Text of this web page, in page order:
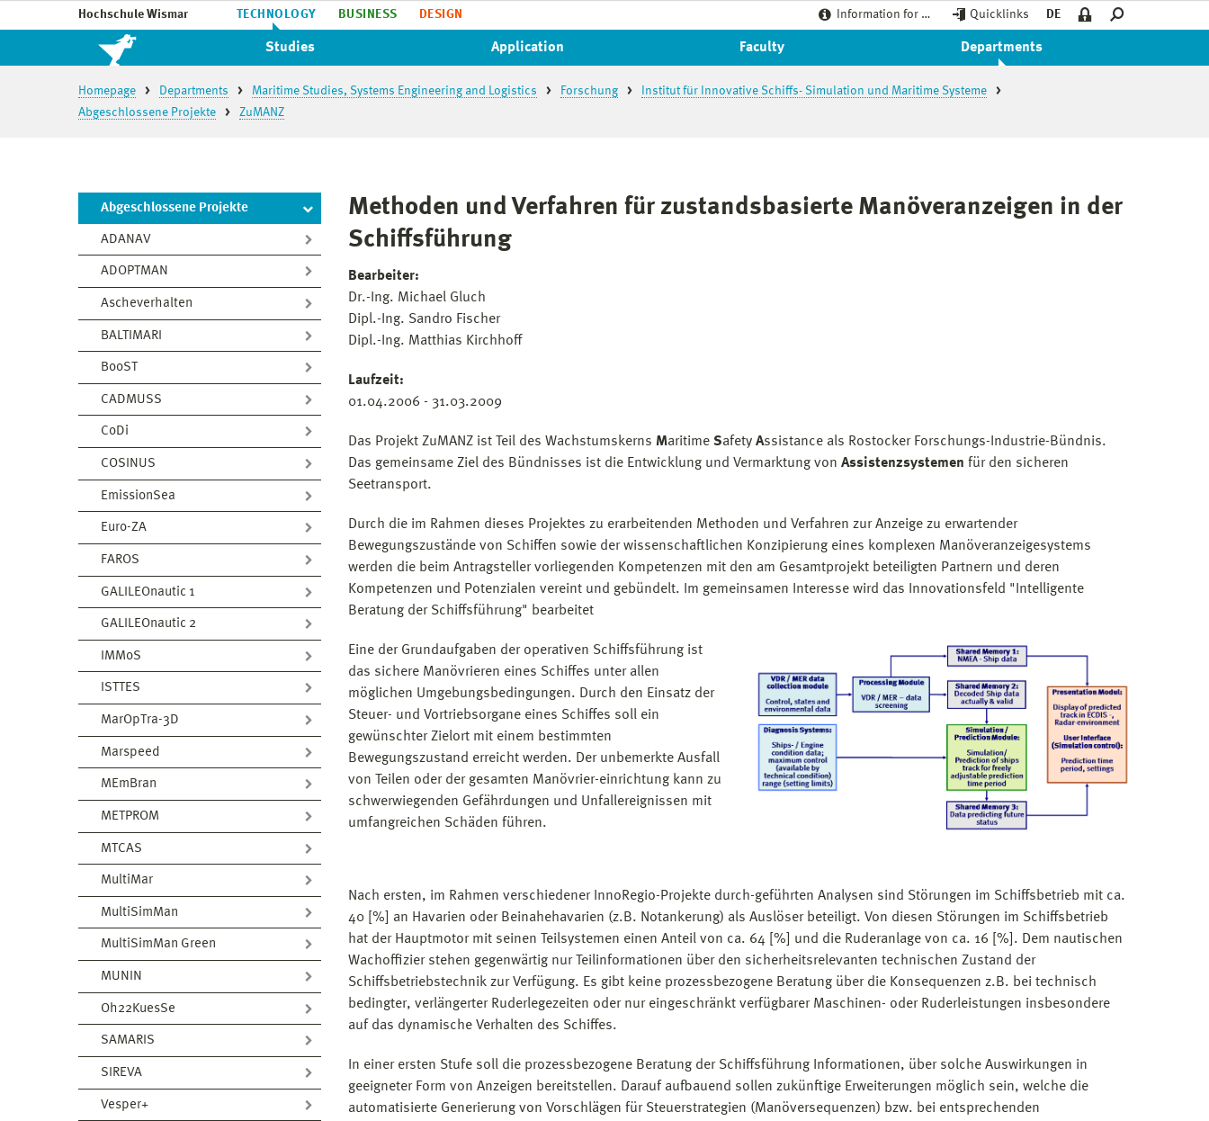
Hochschule Wismar TECHNOLOGY BUSINESS DESIGN Information for … Quicklinks DE
Studies Application Faculty Departments
Homepage Departments Maritime Studies, Systems Engineering and Logistics Forschung
Institut für Innovative Schiffs- Simulation und Maritime Systeme
Abgeschlossene Projekte
ZuMANZ
Abgeschlossene Projekte
ADANAV
ADOPTMAN
Ascheverhalten
BALTIMARI
BooST
CADMUSS
CoDi
COSINUS
EmissionSea
Euro-ZA
FAROS
GALILEOnautic 1
GALILEOnautic 2
IMMoS
ISTTES
MarOpTra-3D
Marspeed
MEmBran
METPROM
MTCAS
MultiMar
MultiSimMan
MultiSimMan Green
MUNIN
Oh22KuesSe
SAMARIS
SIREVA
Vesper+
Methoden und Verfahren für zustandsbasierte Manöveranzeigen in der
Schiffsführung
Bearbeiter:
Dr.-Ing. Michael Gluch
Dipl.-Ing. Sandro Fischer
Dipl.-Ing. Matthias Kirchhoff
Laufzeit:
01.04.2006 - 31.03.2009
Das Projekt ZuMANZ ist Teil des Wachstumskerns Maritime Safety Assistance als Rostocker Forschungs-Industrie-Bündnis.
Das gemeinsame Ziel des Bündnisses ist die Entwicklung und Vermarktung von Assistenzsystemen für den sicheren
Seetransport.
Durch die im Rahmen dieses Projektes zu erarbeitenden Methoden und Verfahren zur Anzeige zu erwartender
Bewegungszustände von Schiffen sowie der wissenschaftlichen Konzipierung eines komplexen Manöveranzeigesystems
werden die beim Antragsteller vorliegenden Kompetenzen mit den am Gesamtprojekt beteiligten Partnern und deren
Kompetenzen und Potenzialen vereint und gebündelt. Im gemeinsamen Interesse wird das Innovationsfeld "Intelligente
Beratung der Schiffsführung" bearbeitet
Eine der Grundaufgaben der operativen Schiffsführung ist
das sichere Manövrieren eines Schiffes unter allen
möglichen Umgebungsbedingungen. Durch den Einsatz der
Steuer- und Vortriebsorgane eines Schiffes soll ein
gewünschter Zielort mit einem bestimmten
Bewegungszustand erreicht werden. Der unbemerkte Ausfall
von Teilen oder der gesamten Manövrier-einrichtung kann zu
schwerwiegenden Gefährdungen und Unfallereignissen mit
umfangreichen Schäden führen.
Nach ersten, im Rahmen verschiedener InnoRegio-Projekte durch-geführten Analysen sind Störungen im Schiffsbetrieb mit ca.
40 [%] an Havarien oder Beinahehavarien (z.B. Notankerung) als Auslöser beteiligt. Von diesen Störungen im Schiffsbetrieb
hat der Hauptmotor mit seinen Teilsystemen einen Anteil von ca. 64 [%] und die Ruderanlage von ca. 16 [%]. Dem nautischen
Wachoffizier stehen gegenwärtig nur Teilinformationen über den sicherheits­relevanten technischen Zustand der
Schiffsbetriebstechnik zur Verfügung. Es gibt keine prozess­bezogene Beratung über die Konsequenzen z.B. bei technisch
bedingter, verlängerter Ruder­lege­zeiten oder nur eingeschränkt verfügbarer Maschinen- oder Ruderleistungen insbesondere
auf das dynamische Verhalten des Schiffes.
In einer ersten Stufe soll die prozessbezogene Beratung der Schiffsführung Informationen, über solche Auswirkungen in
geeigneter Form von Anzeigen bereitstellen. Darauf aufbauend sollen zukünftige Erweiterungen möglich sein, welche die
automatisierte Generierung von Vorschlägen für Steuerstrategien (Manöversequenzen) bzw. bei entsprechenden